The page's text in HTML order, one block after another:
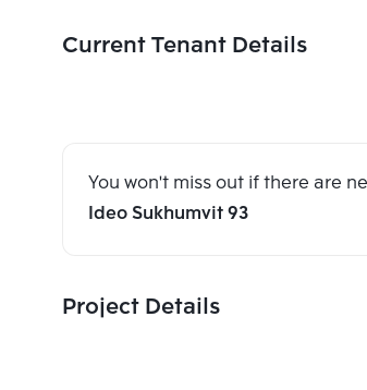
Current Tenant Details
You won't miss out if there are
Ideo Sukhumvit 93
Project Details